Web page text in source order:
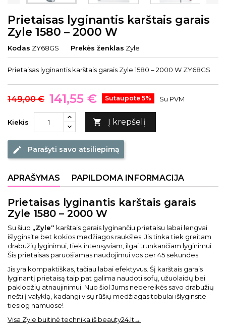
Prietaisas lyginantis karštais garais
Zyle 1580 – 2000 W
Kodas ZY68GS Prekės ženklas Zyle
Prietaisas lyginantis karštais garais Zyle 1580 – 2000 W ZY68GS
149,00 € 141,55 € Sutaupote 5% Su PVM
Kiekis  Į krepšelį
edit Parašyti savo atsiliepimą
APRAŠYMAS PAPILDOMA INFORMACIJA
Prietaisas lyginantis karštais garais
Zyle 1580 – 2000 W
Su šiuo „Zyle“ karštais garais lyginančiu prietaisu labai lengvai
išlyginsite bet kokios medžiagos raukšles. Jis tinka tiek greitam
drabužių lyginimui, tiek intensyviam, ilgai trunkančiam lyginimui.
Šis prietaisas paruošiamas naudojimui vos per 45 sekundes.
Jis yra kompaktiškas, tačiau labai efektyvus. Šį karštais garais
lyginantį prietaisą taip pat galima naudoti sofų, užuolaidų bei
paklodžių atnaujinimui. Nuo šiol Jums nebereikės savo drabužių
nešti į valyklą, kadangi visų rūšių medžiagas tobulai išlyginsite
tiesiog namuose!
Visa Zyle buitinė technika iš beauty24.lt→